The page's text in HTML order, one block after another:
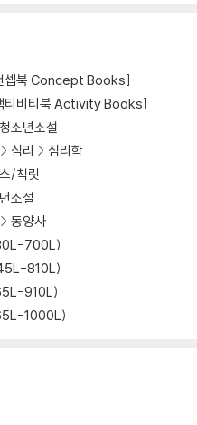
셉북 Concept Books]
티비티북 Activity Books]
청소년소설
심리
심리학
/칙릿
소설
동양사
700L)
810L)
910L)
1000L)